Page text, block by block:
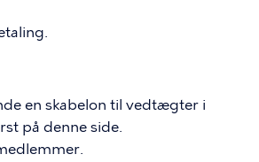
en skabelon til vedtægter i
på denne side.